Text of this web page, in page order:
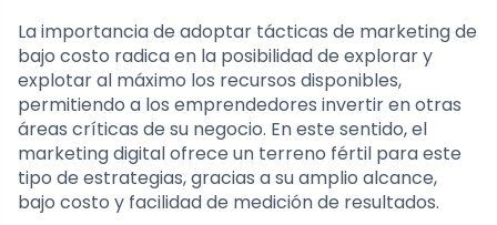
La importancia de adoptar tácticas de marketing de
bajo costo radica en la posibilidad de explorar y
explotar al máximo los recursos disponibles,
permitiendo a los emprendedores invertir en otras
áreas críticas de su negocio. En este sentido, el
marketing digital ofrece un terreno fértil para este
tipo de estrategias, gracias a su amplio alcance,
bajo costo y facilidad de medición de resultados.